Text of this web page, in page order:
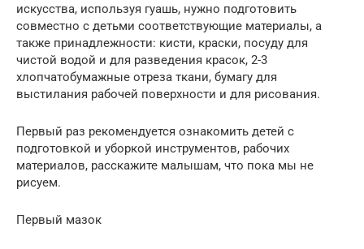
искусства, используя гуашь, нужно подготовить
совместно с детьми соответствующие материалы, а
также принадлежности: кисти, краски, посуду для
чистой водой и для разведения красок, 2-3
хлопчатобумажные отреза ткани, бумагу для
выстилания рабочей поверхности и для рисования.
Первый раз рекомендуется ознакомить детей с
подготовкой и уборкой инструментов, рабочих
материалов, расскажите малышам, что пока мы не
рисуем.
Первый мазок